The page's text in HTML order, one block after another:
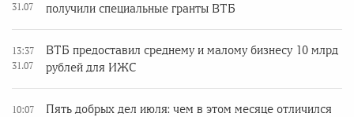
31.07
получили специальные гранты ВТБ
13:37
31.07
ВТБ предоставил среднему и малому бизнесу 10 млрд
рублей для ИЖС
10:07
Пять добрых дел июля: чем в этом месяце отличился